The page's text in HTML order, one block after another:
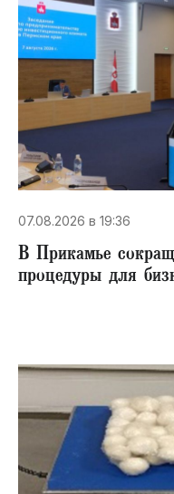
07.08.2026 в 19:36
В Прикамье
процедуры для